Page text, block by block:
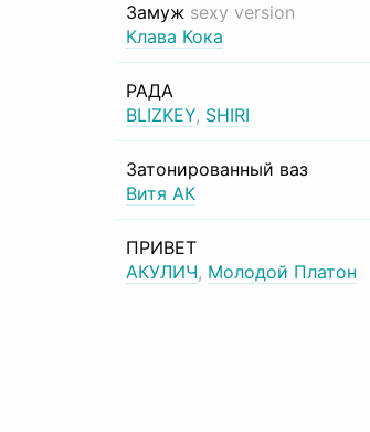
Замуж sexy version
Клава Кока
РАДА
BLIZKEY, SHIRI
Затонированный ваз
Витя АК
ПРИВЕТ
АКУЛИЧ, Молодой Платон